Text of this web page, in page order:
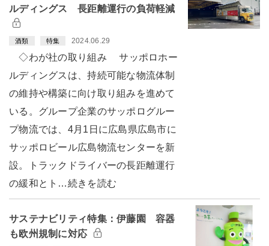
ルディングス 長距離運行の負荷軽減
酒類 特集 2024.06.29
◇わが社の取り組み サッポロホー
ルディングスは、持続可能な物流体制
の維持や構築に向け取り組みを進めて
いる。グループ企業のサッポログルー
プ物流では、4月1日に広島県広島市に
サッポロビール広島物流センターを新
設。トラックドライバーの長距離運行
の緩和とト…続きを読む
サステナビリティ特集：伊藤園 容器
も欧州規制に対応